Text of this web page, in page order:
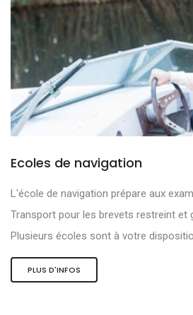
Ecoles de navigation
L'école de navigation prépare aux
Transport pour les brevets restreint et
Plusieurs écoles sont à votre
PLUS D'INFOS